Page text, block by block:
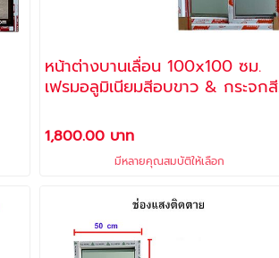
หน้าต่างบานเลื่อน 100x100 ซม.
เฟรมอลูมิเนียมสีอบขาว & กระจกสี
และสกรู สำหรับติดตั้ง)
1,800.00 บาท
มีหลายคุณสมบัติให้เลือก